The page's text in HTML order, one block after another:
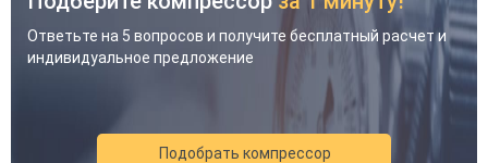
Ответьте на 5 вопросов и получите бесплатный расчет и
индивидуальное предложение
Подобрать компрессор